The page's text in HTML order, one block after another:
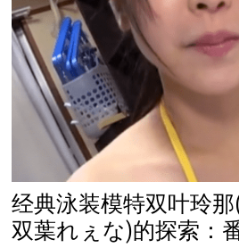
经典泳装模特双叶玲那
双葉れぇな)的探索：